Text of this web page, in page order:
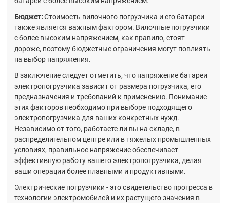
Бюджет:Стоимость вилочного погрузчика и его батареи
также является важным фактором. Вилочные погрузчики
с более высоким напряжением, как правило, стоят
дороже, поэтому бюджетные ограничения могут повлиять
на выбор напряжения.
В заключение следует отметить, что напряжение батареи
электропогрузчика зависит от размера погрузчика, его
предназначения и требований к применению. Понимание
этих факторов необходимо при выборе подходящего
электропогрузчика для ваших конкретных нужд.
Независимо от того, работаете ли вы на складе, в
распределительном центре или в тяжелых промышленных
условиях, правильное напряжение обеспечивает
эффективную работу вашего электропогрузчика, делая
ваши операции более плавными и продуктивными.
Электрические погрузчики - это свидетельство прогресса в
технологии электромобилей и их растущего значения в